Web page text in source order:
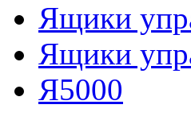
Ящики
Ящики
Я5000